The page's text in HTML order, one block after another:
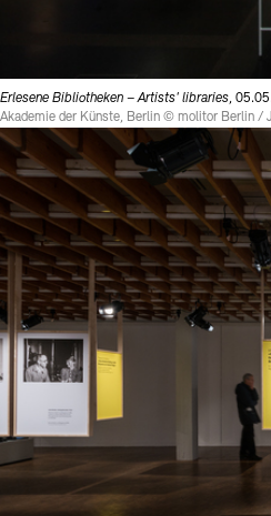
Erlesene Bibliotheken – Artists' libraries,
Akademie der Künste, Berlin © molitor Berlin /